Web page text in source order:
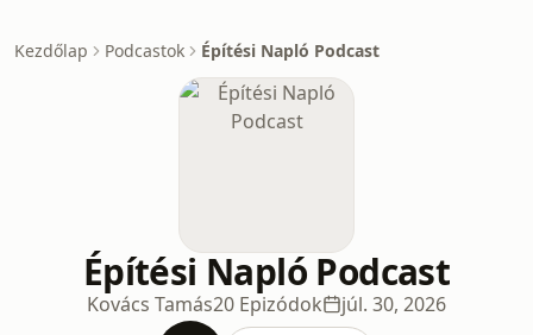
Kezdőlap Podcastok Építési Napló Podcast
Építési Napló Podcast
Kovács Tamás20 Epizódok júl. 30, 2026